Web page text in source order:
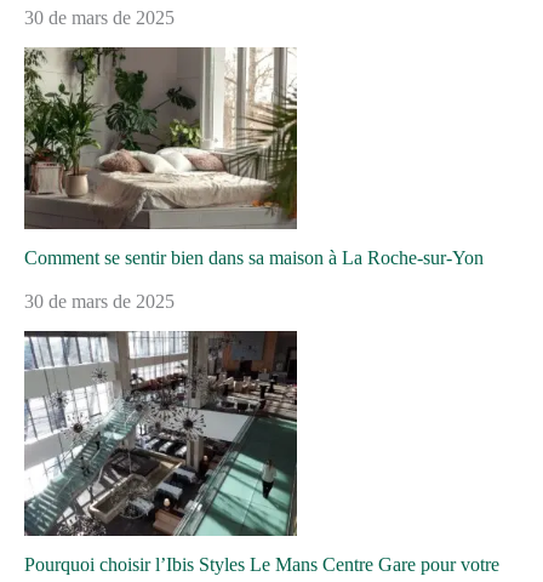
30 de mars de 2025
Comment se sentir bien dans sa maison à La Roche-sur-Yon
30 de mars de 2025
Pourquoi choisir l’Ibis Styles Le Mans Centre Gare pour votre